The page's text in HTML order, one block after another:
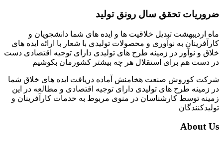
ضروریات تحقق سال رونق تولید
ماه اردیبهشت تبدیل خلاقیت ها و ایده های شما دانشجویان و
کارآفرینان به نوآوری و محصولات تولیدی با شعار با ارائه ایده های
خلاق و نوآور در زمینه طرح های تولیدی دارای توجیه اقتصادی دست
در دست هم برای استقلال هر چه بیشتر کشورمان بکوشیم
شرکت کوروش صنعت هخامنش آماده دریافت ایده های خلاق شما
در زمینه طرح های تولیدی دارای توجیه اقتصادی و مطالعه در این
زمینه توسط کارشناسان در منوی مربوط به خدمات کارآفرینان و
تولیدکنندگان
About Us